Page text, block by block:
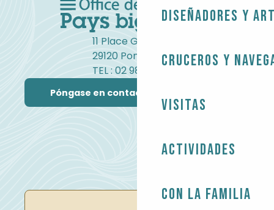
Diseñadores y
Cruceros y
Visitas
Actividades
Con la familia
11 Place Gambetta
29120 Pont-l'Abbé
TEL : 02 98 82 37 99
Póngase en contacto con nosotros